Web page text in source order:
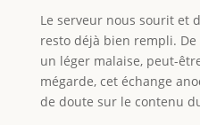
Le serveur nous sourit et
resto déjà bien rempli.
un léger malaise, peut-
mégarde, cet échange
de doute sur le contenu